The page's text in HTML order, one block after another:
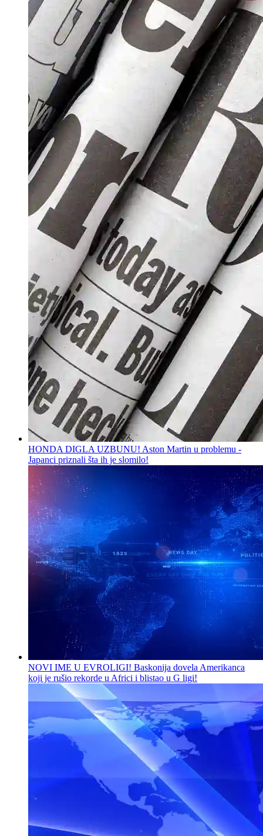
HONDA DIGLA UZBUNU! Aston Martin u problemu -
Japanci priznali šta ih je slomilo!
NOVI IME U EVROLIGI! Baskonija dovela Amerikanca
koji je rušio rekorde u Africi i blistao u G ligi!